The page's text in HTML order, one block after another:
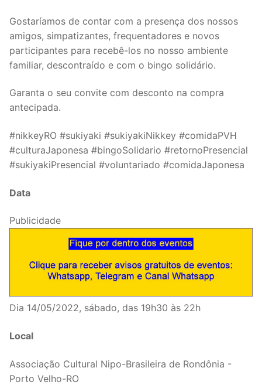
Gostaríamos de contar com a presença dos nossos
amigos, simpatizantes, frequentadores e novos
participantes para recebê-los no nosso ambiente
familiar, descontraído e com o bingo solidário.
Garanta o seu convite com desconto na compra
antecipada.
#nikkeyRO #sukiyaki #sukiyakiNikkey #comidaPVH
#culturaJaponesa #bingoSolidario #retornoPresencial
#sukiyakiPresencial #voluntariado #comidaJaponesa
Data
Publicidade
Dia 14/05/2022, sábado, das 19h30 às 22h
Local
Associação Cultural Nipo-Brasileira de Rondônia -
Porto Velho-RO